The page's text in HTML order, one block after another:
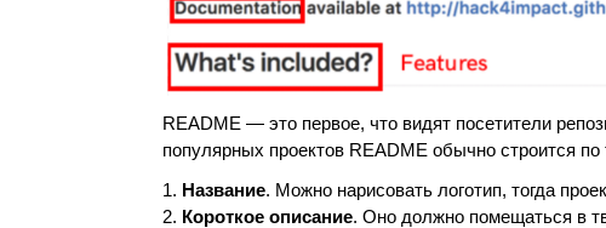
README — это первое, что видят посетители
популярных проектов README обычно строится по
Название. Можно нарисовать логотип, тогда
Короткое описание. Оно должно помещаться в